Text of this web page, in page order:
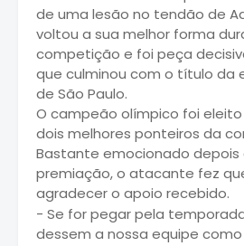
de uma lesão no tendão de
voltou a sua melhor forma
competição e foi peça
que culminou com o título da
de São Paulo.
O campeão olímpico foi eleito
dois melhores ponteiros da
Bastante emocionado depois
premiação, o atacante fez
agradecer o apoio recebido.
Publicidade
- Se for pegar pela
dessem a nossa equipe